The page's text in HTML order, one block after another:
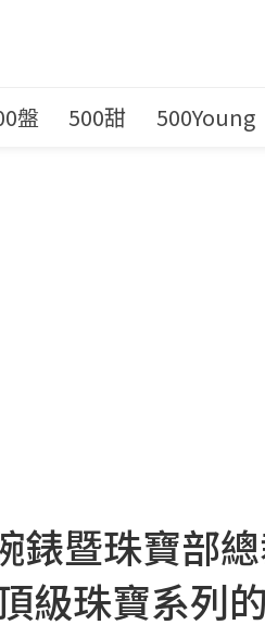
盤 500甜 500Young
錶暨珠寶部
頂級珠寶系列